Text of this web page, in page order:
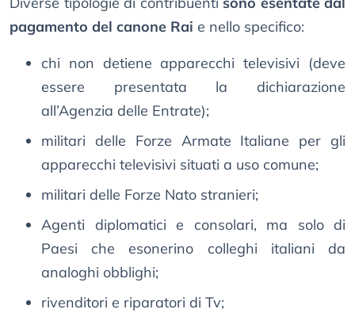
pagamento del canone Rai e nello specifico:
chi non detiene apparecchi televisivi (deve
essere presentata la dichiarazione
all’Agenzia delle Entrate);
militari delle Forze Armate Italiane per gli
apparecchi televisivi situati a uso comune;
militari delle Forze Nato stranieri;
Agenti diplomatici e consolari, ma solo di
Paesi che esonerino colleghi italiani da
analoghi obblighi;
rivenditori e riparatori di Tv;